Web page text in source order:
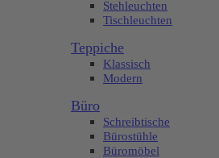
Stehleuchten
Tischleuchten
Teppiche
Klassisch
Modern
Büro
Schreibtische
Bürostühle
Büromöbel